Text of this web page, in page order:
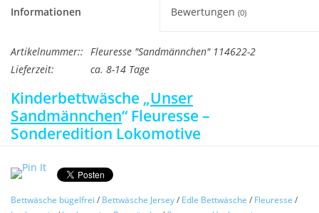
Tel.0049(0)7322-919376
Blog-Aktuelles
Marken
Informationen Bewertungen (0)
Artikelnummer:: Fleuresse "Sandmännchen" 114622-2
Lieferzeit:
ca. 8-14 Tage
Kinderbettwäsche „Unser
Sandmännchen“ Fleuresse –
Sonderedition Lokomotive
Sandmännchen“ von Fleuresse (Sonderedition)
zauberhafte Gute-Nacht-Stimmung ins Kinderzimmer. Das
Bettwäsche bügelfrei / Bettwäsche Jersey/ Edle Bettwäsche / Fleuresse /